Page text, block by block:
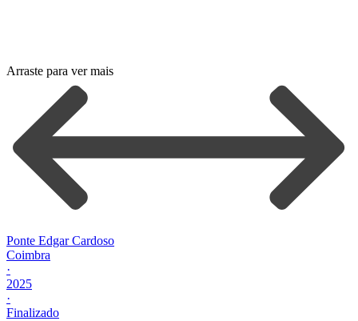
Arraste para ver mais
Ponte Edgar Cardoso
Coimbra
·
2025
·
Finalizado